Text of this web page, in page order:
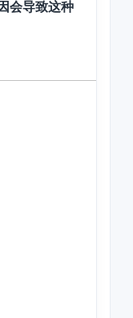
会导致这种